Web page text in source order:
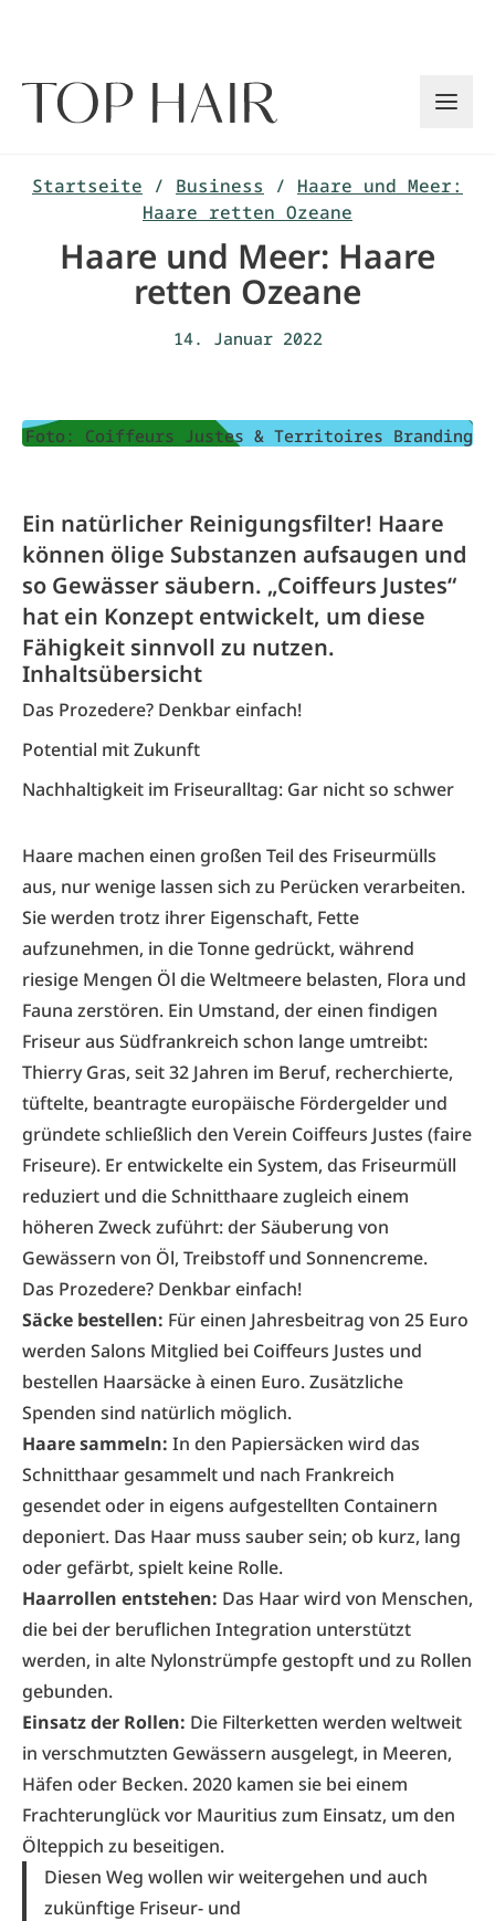
Startseite / Business / Haare und Meer:
Haare retten Ozeane
Haare und Meer: Haare
retten Ozeane
14. Januar 2022
Foto: Coiffeurs Justes & Territoires Branding
Ein natürlicher Reinigungsfilter! Haare
können ölige Substanzen aufsaugen und
so Gewässer säubern. „Coiffeurs Justes“
hat ein Konzept entwickelt, um diese
Fähigkeit sinnvoll zu nutzen.
Inhaltsübersicht
Das Prozedere? Denkbar einfach!
Potential mit Zukunft
Nachhaltigkeit im Friseuralltag: Gar nicht so schwer
Haare machen einen großen Teil des Friseurmülls
aus, nur wenige lassen sich zu Perücken verarbeiten.
Sie werden trotz ihrer Eigenschaft, Fette
aufzunehmen, in die Tonne gedrückt, während
riesige Mengen Öl die Weltmeere belasten, Flora und
Fauna zerstören. Ein Umstand, der einen findigen
Friseur aus Südfrankreich schon lange umtreibt:
Thierry Gras, seit 32 Jahren im Beruf, recherchierte,
tüftelte, beantragte europäische Fördergelder und
gründete schließlich den Verein Coiffeurs Justes (faire
Friseure). Er entwickelte ein System, das Friseurmüll
reduziert und die Schnitthaare zugleich einem
höheren Zweck zuführt: der Säuberung von
Gewässern von Öl, Treibstoff und Sonnencreme.
Das Prozedere? Denkbar einfach!
Säcke bestellen: Für einen Jahresbeitrag von 25 Euro
werden Salons Mitglied bei Coiffeurs Justes und
bestellen Haarsäcke à einen Euro. Zusätzliche
Spenden sind natürlich möglich.
Haare sammeln: In den Papiersäcken wird das
Schnitthaar gesammelt und nach Frankreich
gesendet oder in eigens aufgestellten Containern
deponiert. Das Haar muss sauber sein; ob kurz, lang
oder gefärbt, spielt keine Rolle.
Haarrollen entstehen: Das Haar wird von Menschen,
die bei der beruflichen Integration unterstützt
werden, in alte Nylonstrümpfe gestopft und zu Rollen
gebunden.
Einsatz der Rollen: Die Filterketten werden weltweit
in verschmutzten Gewässern ausgelegt, in Meeren,
Häfen oder Becken. 2020 kamen sie bei einem
Frachterunglück vor Mauritius zum Einsatz, um den
Ölteppich zu beseitigen.
Diesen Weg wollen wir weitergehen und auch
zukünftige Friseur- und